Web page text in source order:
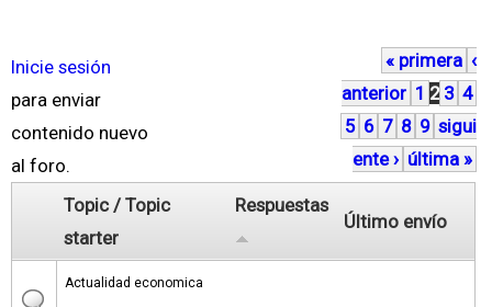
Inicie sesión
para enviar
contenido nuevo
al foro.
P
á
g
i
s
« primera ‹
anterior 1 2 3 4
5 6 7 8 9 sigui
ente › última »
Topic / Topic
starter
Respuestas
Último envío
Actualidad economica